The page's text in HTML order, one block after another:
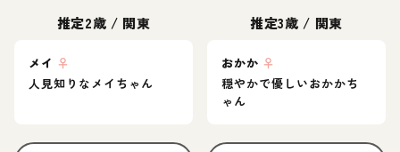
推定2歳 / 関東
メイ ♀
人見知りなメイちゃん
推定3歳 / 関東
おかか ♀
穏やかで優しいおかかち
ゃん